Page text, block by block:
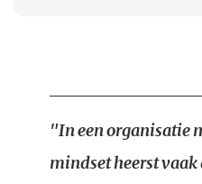
"In een organisatie
mindset heerst